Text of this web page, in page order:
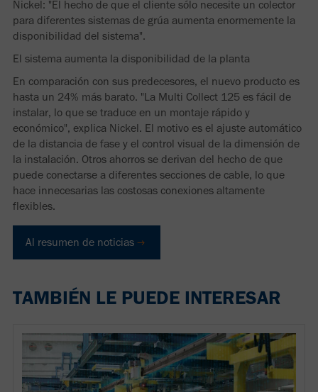
Nickel: "El hecho de que el cliente sólo necesite un colector
para diferentes sistemas de grúa aumenta enormemente la
disponibilidad del sistema".
El sistema aumenta la disponibilidad de la planta
En comparación con sus predecesores, el nuevo producto es
hasta un 24% más barato. "La Multi Collect 125 es fácil de
instalar, lo que se traduce en un montaje rápido y
económico", explica Nickel. El motivo es el ajuste automático
de la distancia de fase y el control visual de la dimensión de
la instalación. Otros ahorros se derivan del hecho de que
puede conectarse a diferentes secciones de cable, lo que
hace innecesarias las costosas conexiones altamente
flexibles.
Al resumen de noticias
TAMBIÉN LE PUEDE INTERESAR